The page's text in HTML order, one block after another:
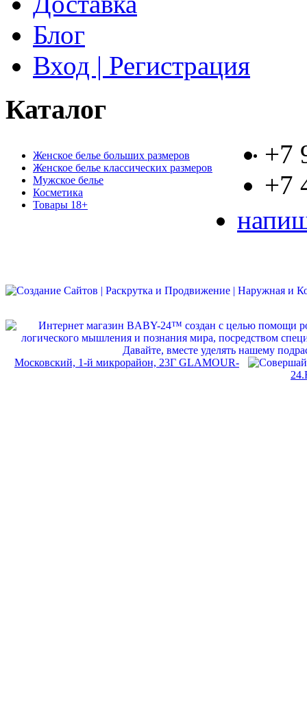
Блог
Вход | Регистрация
Каталог
Женское белье больших размеров
Женское белье классических размеров
Мужское белье
Косметика
Товары 18+
+7
+7
Московский, 1-й микрорайон, 23Г GLAMOUR-